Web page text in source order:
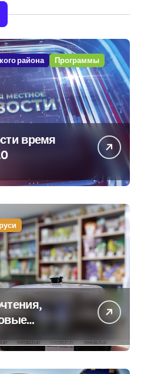
района Программы
время
об